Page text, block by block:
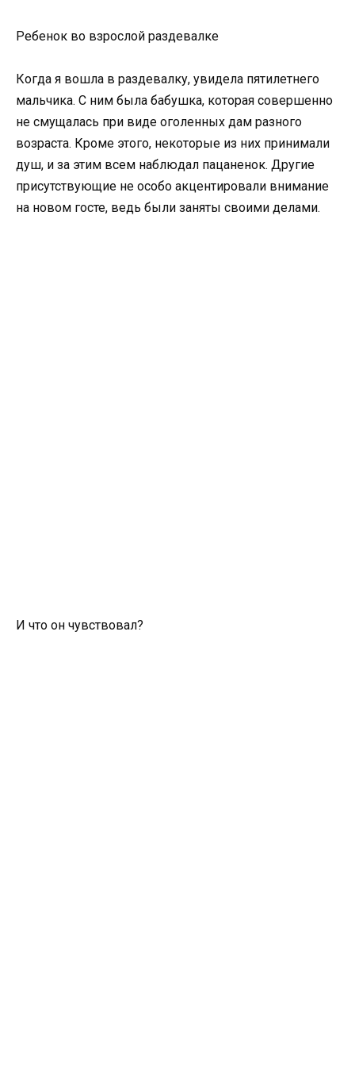
Ребенок во взрослой раздевалке
Когда я вошла в раздевалку, увидела пятилетнего
мальчика. С ним была бабушка, которая совершенно
не смущалась при виде оголенных дам разного
возраста. Кроме этого, некоторые из них принимали
душ, и за этим всем наблюдал пацаненок. Другие
присутствующие не особо акцентировали внимание
на новом госте, ведь были заняты своими делами.
И что он чувствовал?